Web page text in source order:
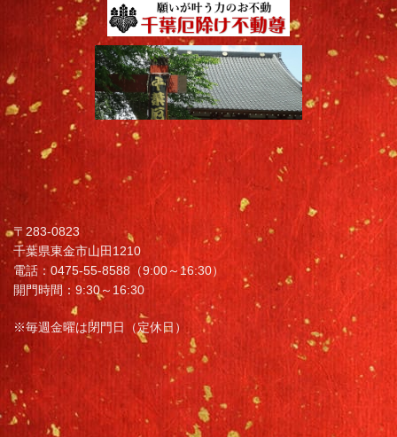
〒283-0823
千葉県東金市山田1210
電話：0475-55-8588（9:00～16:30）
開門時間：9:30～16:30
※毎週金曜は閉門日（定休日）